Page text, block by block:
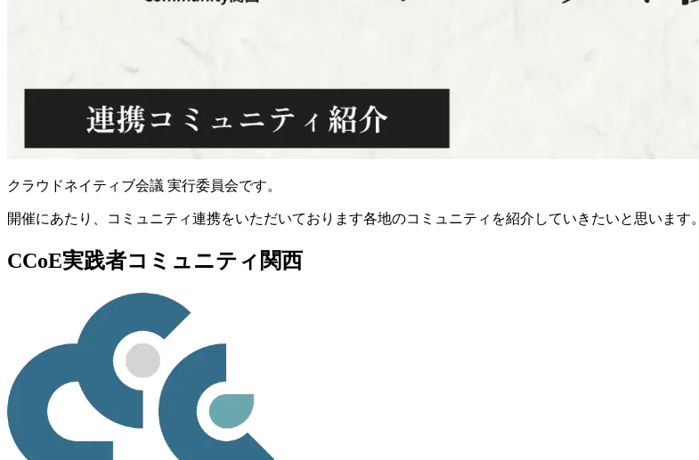
クラウドネイティブ会議 実行委員会です。
開催にあたり、コミュニティ連携をいただいております各地のコミュニティを紹介していきたいと思います。
CCoE実践者コミュニティ関西